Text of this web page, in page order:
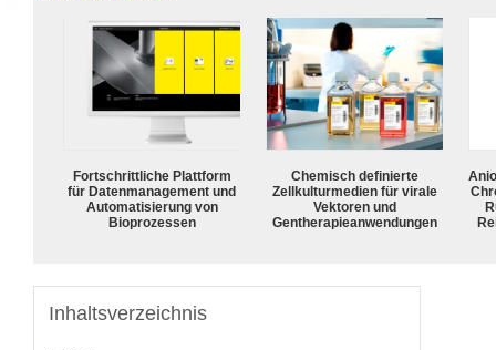
Fortschrittliche Plattform
für Datenmanagement und
Automatisierung von
Bioprozessen
Chemisch definierte
Zellkulturmedien für virale
Vektoren und
Gentherapieanwendungen
Inhaltsverzeichnis